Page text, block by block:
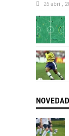
26 abril,